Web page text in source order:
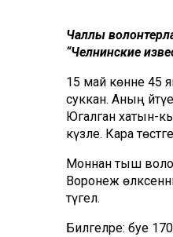
Чаллы
“Челнинские
15 май көнне 45
суккан. Аның
Югалган хатын-
күзле. Кара
Моннан тыш
Воронеж
түгел.
Билгеләре: буе 170